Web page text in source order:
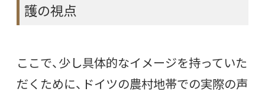
護の視点
ここで、少し具体的なイメージを持っていた
だくために、ドイツの農村地帯での実際の声